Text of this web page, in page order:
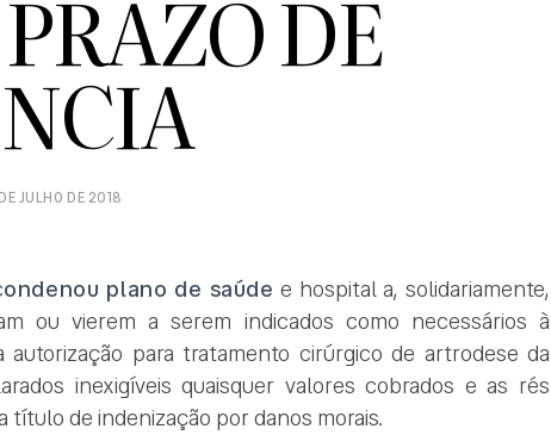
DE
JULHO DE 2018
ondenou plano de saúde e hospital a, solidariamente,
ou vierem a serem indicados como necessários à
para tratamento cirúrgico de artrodese da
inexigíveis quaisquer valores cobrados e as rés
título de indenização por danos morais.